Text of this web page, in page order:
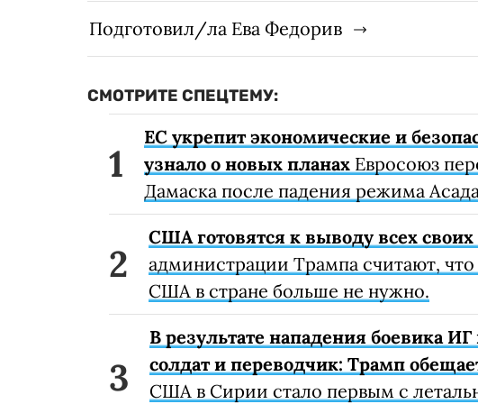
Подготовил/ла Ева Федорив
СМОТРИТЕ СПЕЦТЕМУ:
ЕС укрепит экономические и
узнало о новых планах Евросоюз
Дамаска после падения режима
США готовятся к выводу всех
администрации Трампа считают,
США в стране больше не нужно.
В результате нападения боевика
солдат и переводчик: Трамп
США в Сирии стало первым с